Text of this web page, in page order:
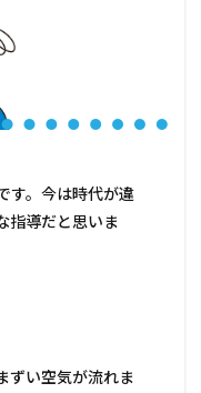
す。今は時代が違
指導だと思いま
ずい空気が流れま